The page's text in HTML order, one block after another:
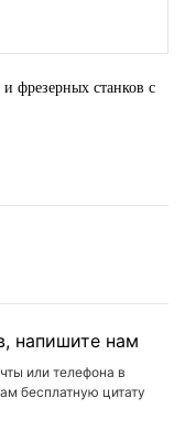
фрезерных станков с
напишите нам
или телефона в
бесплатную цитату